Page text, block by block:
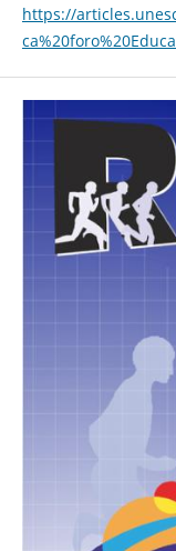
https://